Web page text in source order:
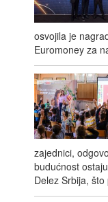
osvojila je
Euromoney za
zajednici,
budućnost
Delez Srbija, što